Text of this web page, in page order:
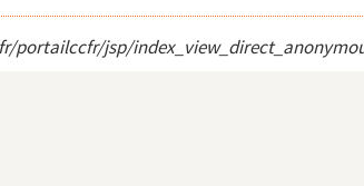
pour ...
la Bibliothèqu...
de la Rév...
portailccfr/jsp/